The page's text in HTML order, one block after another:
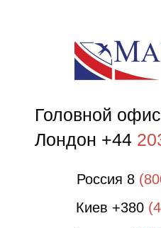
Головной офис
Лондон +44
Россия 8
Киев +380